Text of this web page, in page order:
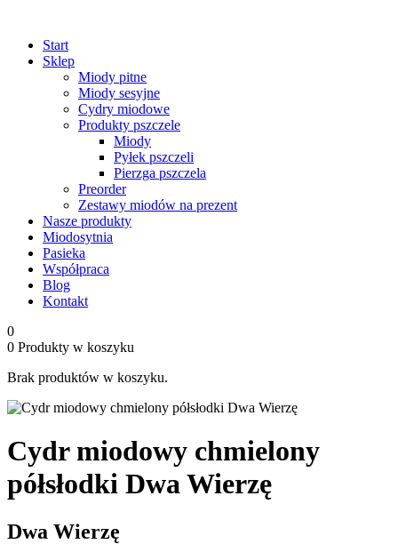
Start
Sklep
Miody pitne
Miody sesyjne
Cydry miodowe
Produkty pszczele
Miody
Pyłek pszczeli
Pierzga pszczela
Preorder
Zestawy miodów na prezent
Nasze produkty
Miodosytnia
Pasieka
Współpraca
Blog
Kontakt
0
0 Produkty w koszyku
Brak produktów w koszyku.
Cydr miodowy chmielony
półsłodki Dwa Wierzę
Dwa Wierzę